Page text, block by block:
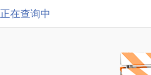
正在查询中